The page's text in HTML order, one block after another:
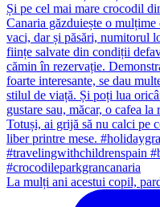
La mulți ani acestui copil,